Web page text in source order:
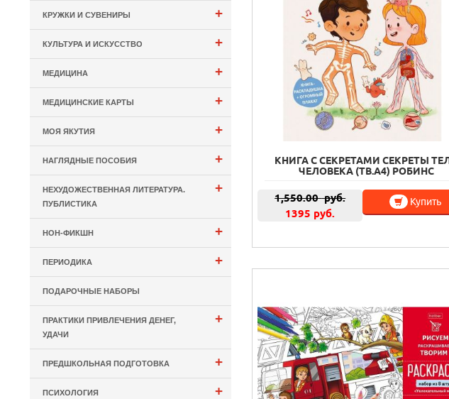
КНИГА С СЕКРЕТАМИ СЕКРЕТЫ
ЧЕЛОВЕКА (ТВ.А4) РОБИНС
1,550.00руб.
1395 руб.
Купить
+
КРУЖКИ И СУВЕНИРЫ
+
КУЛЬТУРА И ИСКУССТВО
+
МЕДИЦИНА
+
МЕДИЦИНСКИЕ КАРТЫ
+
МОЯ ЯКУТИЯ
+
НАГЛЯДНЫЕ ПОСОБИЯ
+
НЕХУДОЖЕСТВЕННАЯ ЛИТЕРАТУРА.
ПУБЛИСТИКА
+
НОН-ФИКШН
+
ПЕРИОДИКА
ПОДАРОЧНЫЕ НАБОРЫ
+
ПРАКТИКИ ПРИВЛЕЧЕНИЯ ДЕНЕГ,
УДАЧИ
+
ПРЕДШКОЛЬНАЯ ПОДГОТОВКА
+
ПСИХОЛОГИЯ